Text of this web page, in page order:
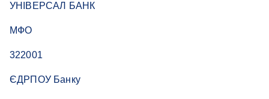
УНІВЕРСАЛ БАНК
МФО
322001
ЄДРПОУ Банку